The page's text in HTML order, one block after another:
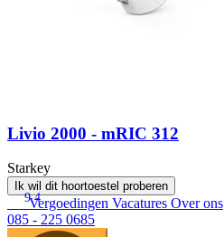
Livio 2000 - mRIC 312
Starkey
Ik wil dit hoortoestel proberen
9.4
Vergoedingen Vacatures Over ons
085 - 225 0685